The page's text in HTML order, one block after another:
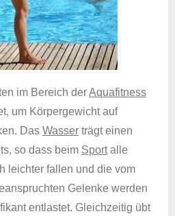
im Bereich derAquafitness
um Körpergewicht auf
Das Wasser trägt einen
so dass beim Sportalle
leichter fallen und die vom
Gelenke werden
entlastet. Gleichzeitig übt